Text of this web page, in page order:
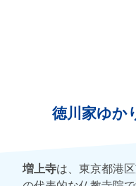
徳川家ゆか
増上寺は、東京都港